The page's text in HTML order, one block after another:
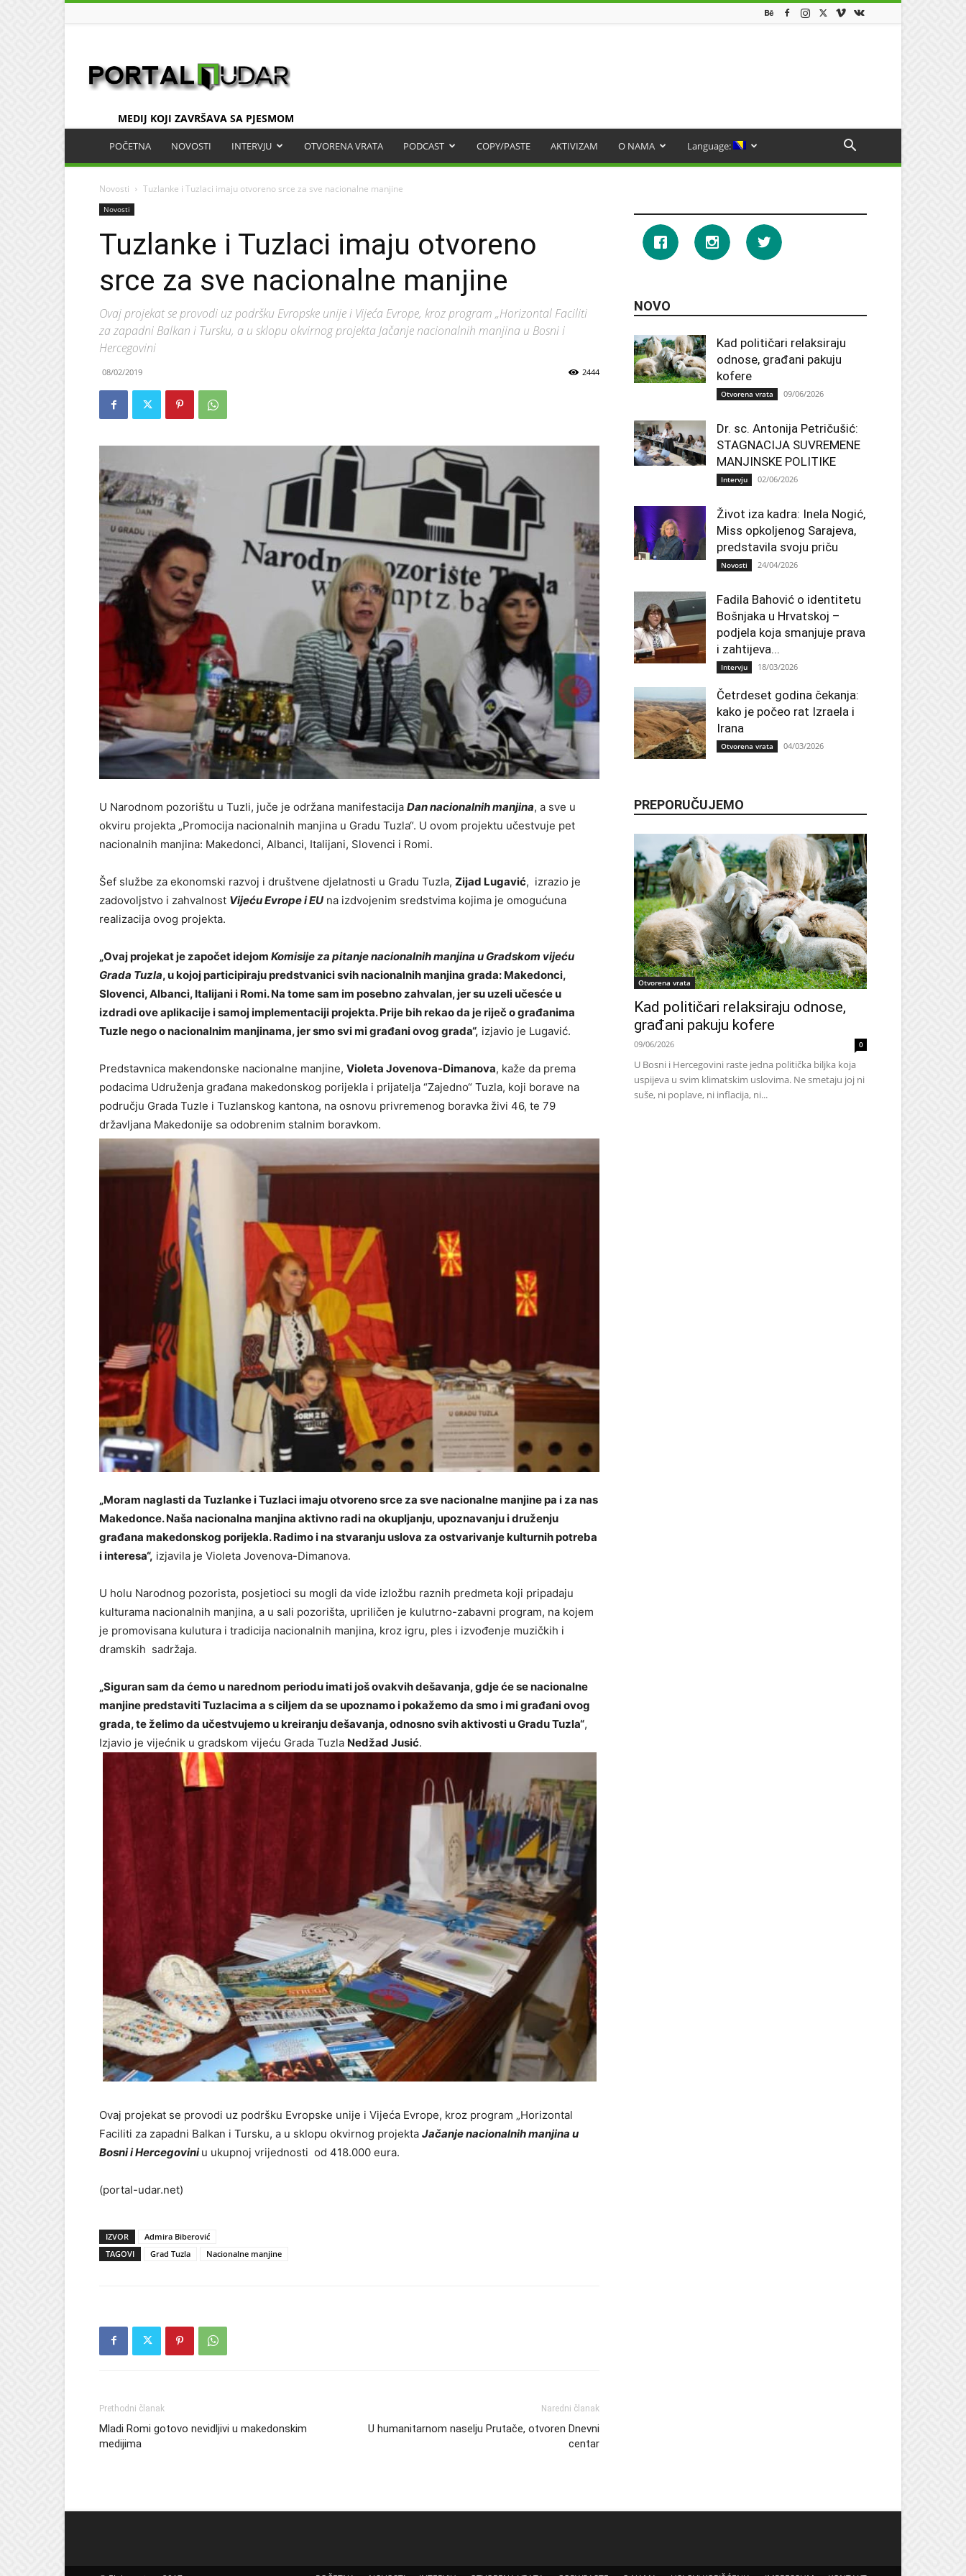
MEDIJ KOJI ZAVRŠAVA SA PJESMOM
POČETNA NOVOSTI INTERVJU OTVORENA VRATA PODCAST COPY/PASTE AKTIVIZAM O NAMA Language:
Novosti Tuzlanke i Tuzlaci imaju otvoreno srce za sve nacionalne manjine
Novosti
Tuzlanke i Tuzlaci imaju otvoreno
srce za sve nacionalne manjine
Ovaj projekat se provodi uz podršku Evropske unije i Vijeća Evrope, kroz program „Horizontal Faciliti
za zapadni Balkan i Tursku, a u sklopu okvirnog projekta Jačanje nacionalnih manjina u Bosni i
Hercegovini
08/02/2019 2444
U Narodnom pozorištu u Tuzli, juče je održana manifestacija Dan nacionalnih manjina, a sve u
okviru projekta „Promocija nacionalnih manjina u Gradu Tuzla“. U ovom projektu učestvuje pet
nacionalnih manjina: Makedonci, Albanci, Italijani, Slovenci i Romi.
Šef službe za ekonomski razvoj i društvene djelatnosti u Gradu Tuzla, Zijad Lugavić, izrazio je
zadovoljstvo i zahvalnost Vijeću Evrope i EU na izdvojenim sredstvima kojima je omogućuna
realizacija ovog projekta.
„Ovaj projekat je započet idejom Komisije za pitanje nacionalnih manjina u Gradskom vijeću
Grada Tuzla, u kojoj participiraju predstvanici svih nacionalnih manjina grada: Makedonci,
Slovenci, Albanci, Italijani i Romi. Na tome sam im posebno zahvalan, jer su uzeli učesće u
izdradi ove aplikacije i samoj implementaciji projekta. Prije bih rekao da je riječ o građanima
Tuzle nego o nacionalnim manjinama, jer smo svi mi građani ovog grada“, izjavio je Lugavić.
Predstavnica makendonske nacionalne manjine, Violeta Jovenova-Dimanova, kaže da prema
podacima Udruženja građana makedonskog porijekla i prijatelja “Zajedno“ Tuzla, koji borave na
području Grada Tuzle i Tuzlanskog kantona, na osnovu privremenog boravka živi 46, te 79
državljana Makedonije sa odobrenim stalnim boravkom.
„Moram naglasti da Tuzlanke i Tuzlaci imaju otvoreno srce za sve nacionalne manjine pa i za nas
Makedonce. Naša nacionalna manjina aktivno radi na okupljanju, upoznavanju i druženju
građana makedonskog porijekla. Radimo i na stvaranju uslova za ostvarivanje kulturnih potreba
i interesa“, izjavila je Violeta Jovenova-Dimanova.
U holu Narodnog pozorista, posjetioci su mogli da vide izložbu raznih predmeta koji pripadaju
kulturama nacionalnih manjina, a u sali pozorišta, upriličen je kulutrno-zabavni program, na kojem
je promovisana kulutura i tradicija nacionalnih manjina, kroz igru, ples i izvođenje muzičkih i
dramskih sadržaja.
„Siguran sam da ćemo u narednom periodu imati još ovakvih dešavanja, gdje će se nacionalne
manjine predstaviti Tuzlacima a s ciljem da se upoznamo i pokažemo da smo i mi građani ovog
grada, te želimo da učestvujemo u kreiranju dešavanja, odnosno svih aktivosti u Gradu Tuzla“,
Izjavio je vijećnik u gradskom vijeću Grada Tuzla Nedžad Jusić.
Ovaj projekat se provodi uz podršku Evropske unije i Vijeća Evrope, kroz program „Horizontal
Faciliti za zapadni Balkan i Tursku, a u sklopu okvirnog projekta Jačanje nacionalnih manjina u
Bosni i Hercegoviniu ukupnoj vrijednosti od 418.000 eura.
(portal-udar.net)
IZVOR
Admira Biberović
TAGOVI
Grad Tuzla Nacionalne manjine
Prethodni članak
Mladi Romi gotovo nevidljivi u makedonskim
medijima
Naredni članak
U humanitarnom naselju Prutače, otvoren Dnevni
centar
NOVO
Kad političari relaksiraju
odnose, građani pakuju
kofere
Otvorena vrata 09/06/2026
Dr. sc. Antonija Petričušić:
STAGNACIJA SUVREMENE
MANJINSKE POLITIKE
Intervju 02/06/2026
Život iza kadra: Inela Nogić,
Miss opkoljenog Sarajeva,
predstavila svoju priču
Novosti 24/04/2026
Fadila Bahović o identitetu
Bošnjaka u Hrvatskoj –
podjela koja smanjuje prava
i zahtijeva...
Intervju 18/03/2026
Četrdeset godina čekanja:
kako je počeo rat Izraela i
Irana
Otvorena vrata 04/03/2026
PREPORUČUJEMO
Otvorena vrata
Kad političari relaksiraju odnose,
građani pakuju kofere
09/06/2026 0
U Bosni i Hercegovini raste jedna politička biljka koja
uspijeva u svim klimatskim uslovima. Ne smetaju joj ni
suše, ni poplave, ni inflacija, ni...